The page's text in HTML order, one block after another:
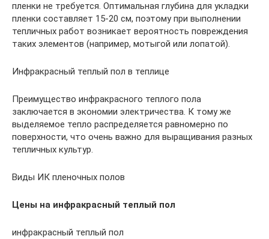
пленки не требуется. Оптимальная глубина для укладки
пленки составляет 15-20 см, поэтому при выполнении
тепличных работ возникает вероятность повреждения
таких элементов (например, мотыгой или лопатой).
Инфракрасный теплый пол в теплице
Преимущество инфракрасного теплого пола
заключается в экономии электричества. К тому же
выделяемое тепло распределяется равномерно по
поверхности, что очень важно для выращивания разных
тепличных культур.
Виды ИК пленочных полов
Цены на инфракрасный теплый пол
инфракрасный теплый пол